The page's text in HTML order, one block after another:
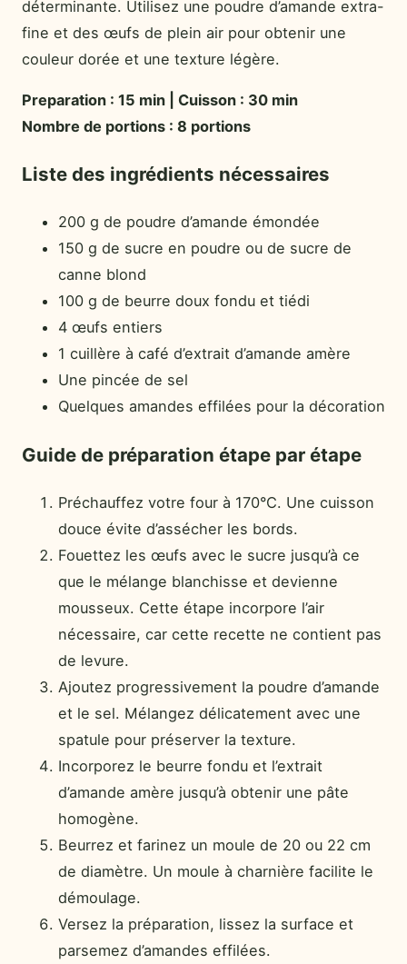
déterminante. Utilisez une poudre d’amande extra-
fine et des œufs de plein air pour obtenir une
couleur dorée et une texture légère.
Preparation : 15 min | Cuisson : 30 min
Nombre de portions : 8 portions
Liste des ingrédients nécessaires
200 g de poudre d’amande émondée
150 g de sucre en poudre ou de sucre de
canne blond
100 g de beurre doux fondu et tiédi
4 œufs entiers
1 cuillère à café d’extrait d’amande amère
Une pincée de sel
Quelques amandes effilées pour la décoration
Guide de préparation étape par étape
Préchauffez votre four à 170°C. Une cuisson
douce évite d’assécher les bords.
Fouettez les œufs avec le sucre jusqu’à ce
que le mélange blanchisse et devienne
mousseux. Cette étape incorpore l’air
nécessaire, car cette recette ne contient pas
de levure.
Ajoutez progressivement la poudre d’amande
et le sel. Mélangez délicatement avec une
spatule pour préserver la texture.
Incorporez le beurre fondu et l’extrait
d’amande amère jusqu’à obtenir une pâte
homogène.
Beurrez et farinez un moule de 20 ou 22 cm
de diamètre. Un moule à charnière facilite le
démoulage.
Versez la préparation, lissez la surface et
parsemez d’amandes effilées.